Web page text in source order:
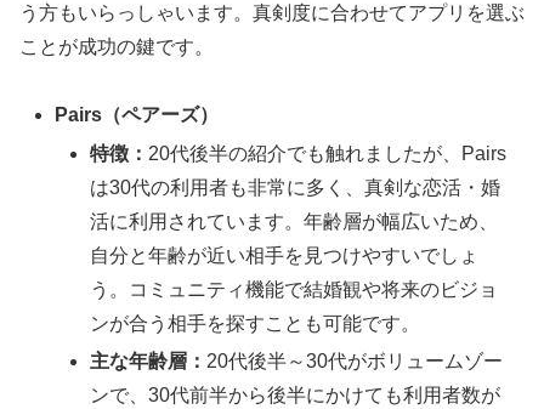
う方もいらっしゃいます。真剣度に合わせてアプリを選ぶ
ことが成功の鍵です。
Pairs（ペアーズ）
特徴： 20代後半の紹介でも触れましたが、Pairs
は30代の利用者も非常に多く、真剣な恋活・婚
活に利用されています。年齢層が幅広いため、
自分と年齢が近い相手を見つけやすいでしょ
う。コミュニティ機能で結婚観や将来のビジョ
ンが合う相手を探すことも可能です。
主な年齢層： 20代後半～30代がボリュームゾー
ンで、30代前半から後半にかけても利用者数が